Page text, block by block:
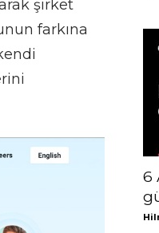
şirket
farkına
6